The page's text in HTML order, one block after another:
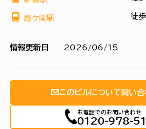
霞ケ関駅 徒
情報更新日 2026/06/15
このビルについて問い合
お電話でのお問い合わせ
0120-978-